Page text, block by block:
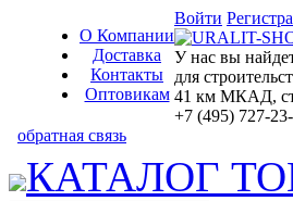
О Компании
Доставка
Контакты
Оптовикам
Войти
У нас вы
для
41 км МКАД,
+7 (495) 727-
обратная связь
КАТАЛОГ